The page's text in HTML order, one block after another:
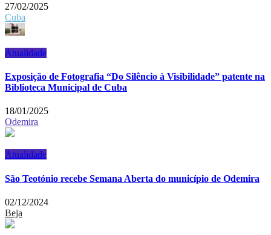
27/02/2025
Cuba
Atualidade
Exposição de Fotografia “Do Silêncio à Visibilidade” patente na
Biblioteca Municipal de Cuba
18/01/2025
Odemira
Atualidade
São Teotónio recebe Semana Aberta do município de Odemira
02/12/2024
Beja